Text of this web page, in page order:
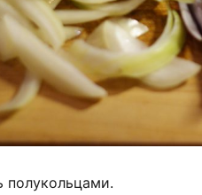
полукольцами.